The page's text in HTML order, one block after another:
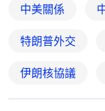
中美關係
特朗普外交
伊朗核協議